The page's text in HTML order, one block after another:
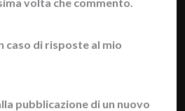
caso di risposte al mio
pubblicazione di un nuovo